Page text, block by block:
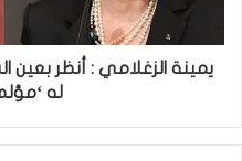
يمينة الزغلامي : أنظر بعين
له